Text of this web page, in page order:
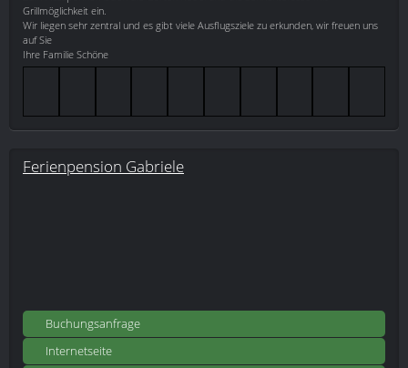
Grillmöglichkeit ein.
Wir liegen sehr zentral und es gibt viele Ausflugsziele zu erkunden, wir freuen uns
auf Sie
Ihre Familie Schöne
Ferienpension Gabriele
Buchungsanfrage
Internetseite